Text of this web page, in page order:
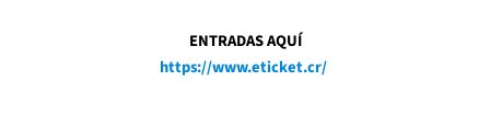
ENTRADAS AQUÍ
https://www.eticket.cr/